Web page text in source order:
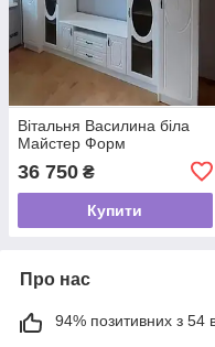
Вітальня Василина біла
Майстер Форм
36 750 ₴
Купити
Про нас
94% позитивних з 54